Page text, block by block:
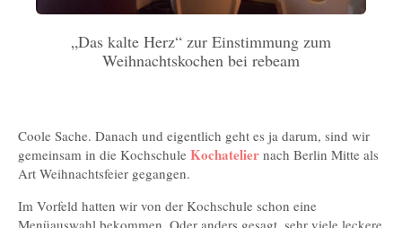
„Das kalte Herz“ zur Einstimmung zum
Weihnachtskochen bei rebeam
Coole Sache. Danach und eigentlich geht es ja darum, sind wir
gemeinsam in die Kochschule Kochatelier nach Berlin Mitte als
Art Weihnachtsfeier gegangen.
Im Vorfeld hatten wir von der Kochschule schon eine